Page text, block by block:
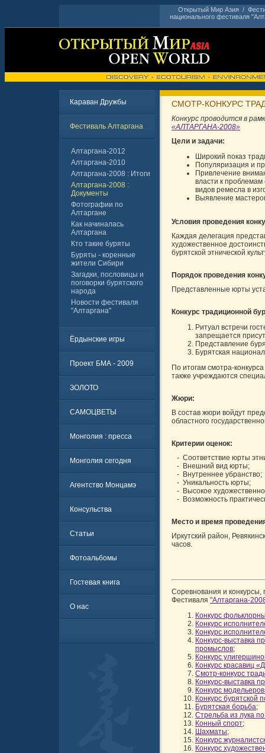
Открытый Мир Азия /
национального фестиваля
Караван Дружбы
Фестиваль Алтаргана
Алтаргана-2012
Алтаргана-2010
Алтаргана-2008 : Итоги
Алтаргана-2008 :
Документы
Фотографии по
Алтаргане
Как начиналась
Алтаргана
Кто такие буряты
Буряты - коренные
жители Сибири
Загадки, пословицы и
поговорки бурятского
народа
Новости фестиваля
"Алтаргана"
Ёрдынские игры
Проект БМА - 2009
ЗОЛОТО
САМОЦВЕТЫ
Монголия : пресса
Монголия сегодня
Агентство Монцамэ
Консульства
Статьи
Фотоальбомы
Гостевая книга
О нас
СМОТР-КОНКУРС
Конкурс проводится в
«АЛТАРГАНА-2008»
Цели и задачи:
Широкий показ
Популяризация и
Привлечение
власти к
видов ремесла в
Выявление
Условия проведения
Каждая делегация
художественное
бурятской этнической
Порядок проведения
Представленные юрты
Конкурс традиционной
Ритуал встречи
запрещается
Представление
Бурятская
По итогам смотра-
также учреждаются
Жюри:
В состав жюри войдут
областного
Критерии оценок:
- Соответствие юрты
- Внешний вид юрты;
- Внутреннее убранство;
- Уникальность юрты;
- Высокое
- Возможность
Место и время
Иркутский район,
часов.
Соревнования и
Фестиваля "Алтаргана-
Конкурс
Конкурс
Конкурс
Конкурс-выставка
промыслов;
Конкурс
Конкурс красавиц
Смотр-конкурс
Конкурс-выставка
Конкурс
Конкурс бурятской
Бурятская борьба;
Стрельба из лука
Конный спорт;
Шахматы;
Конкурс
Конкурс